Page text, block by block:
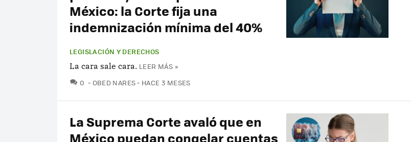
México: la Corte fija una
indemnización mínima del 40%
LEGISLACIÓN Y DERECHOS
La cara sale cara. LEER MÁS »
0 COMENTARIOS
OBED NARES HACE 3 MESES
La Suprema Corte avaló que en
México puedan congelar cuentas